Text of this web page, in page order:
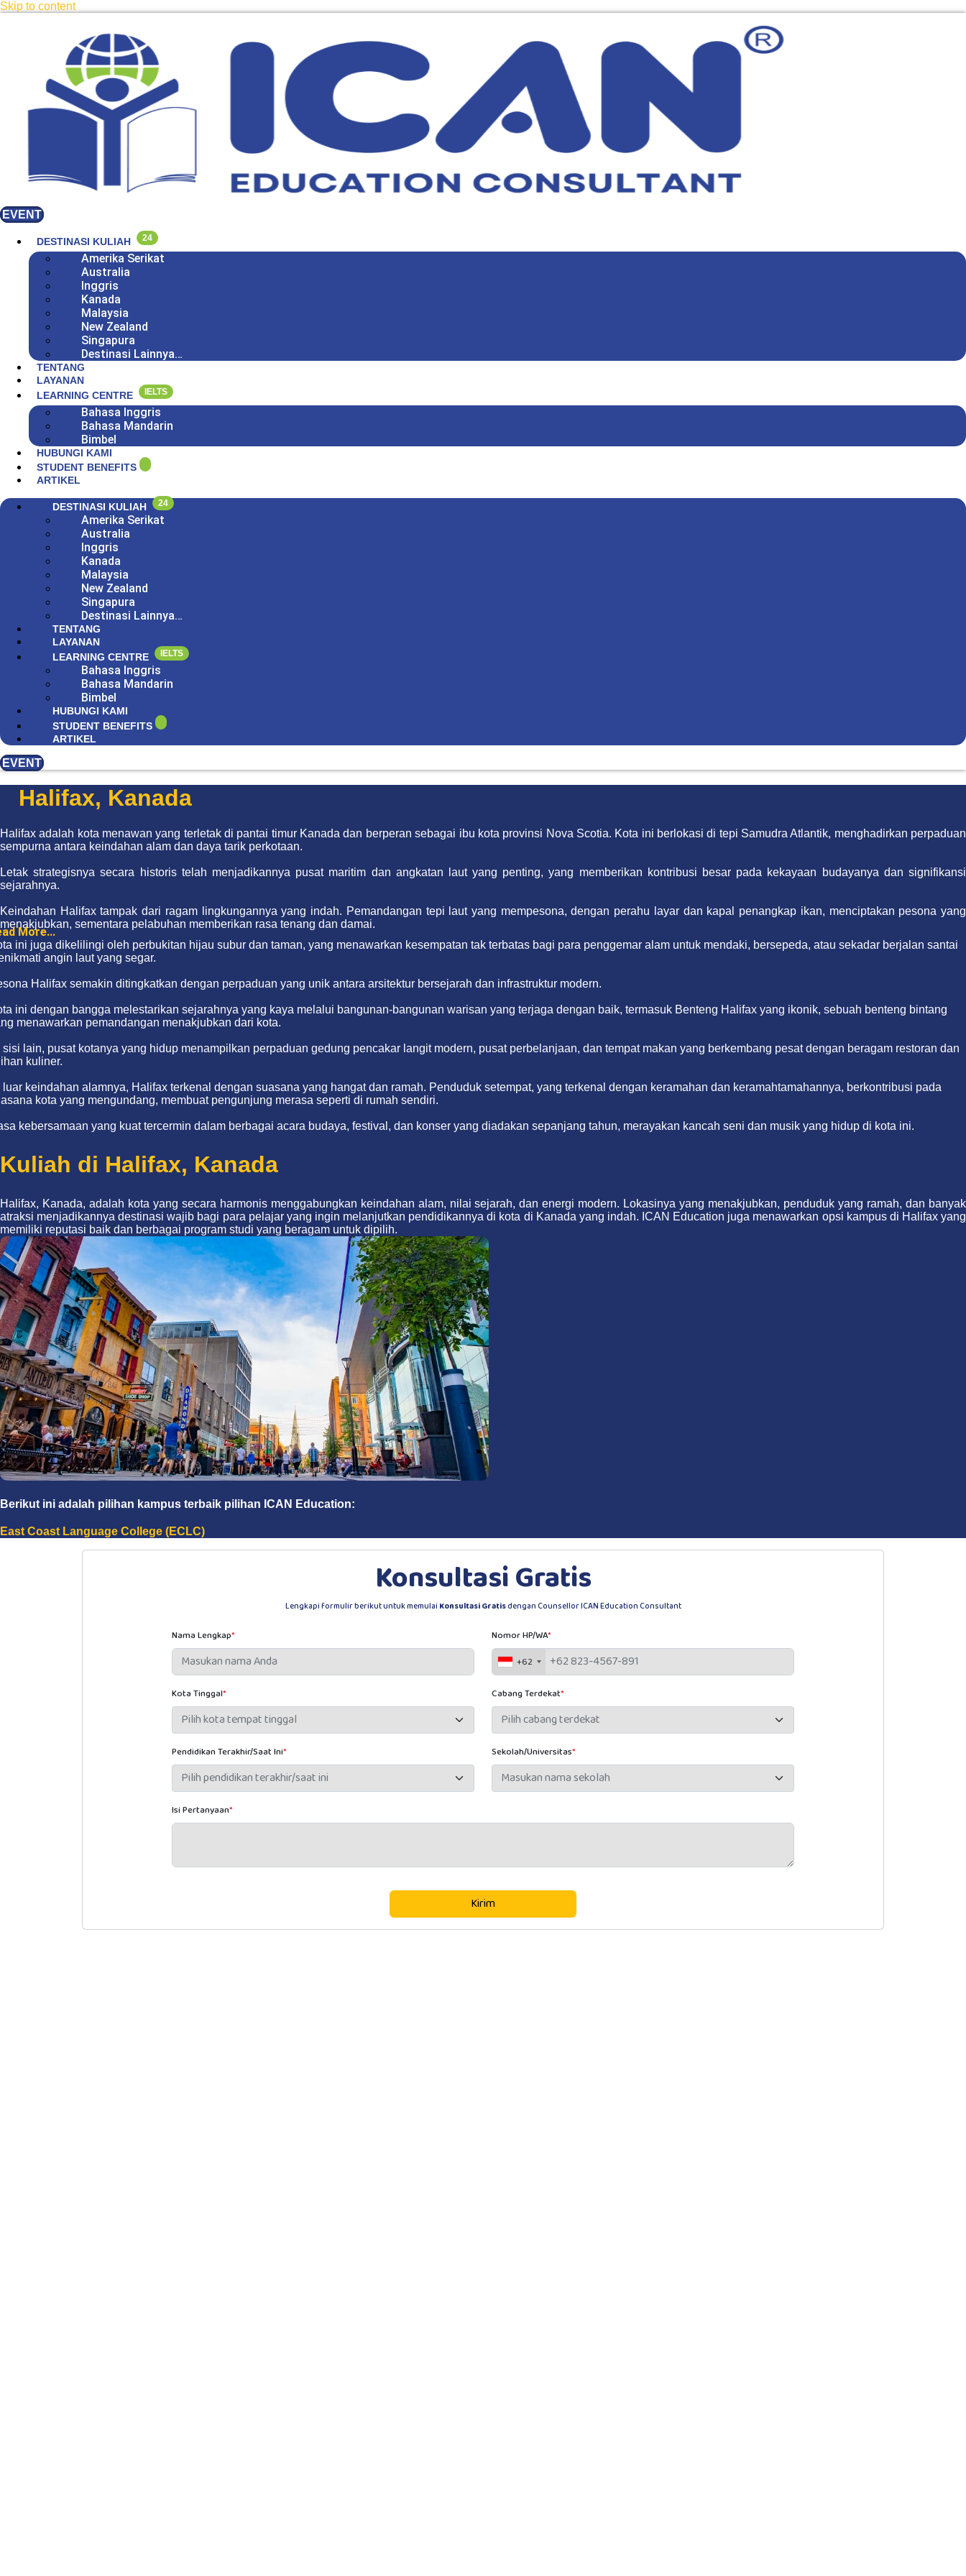
Skip to content
EVENT
DESTINASI KULIAH 24
Amerika Serikat
Australia
Inggris
Kanada
Malaysia
New Zealand
Singapura
Destinasi Lainnya…
TENTANG
LAYANAN
LEARNING CENTRE
IELTS
Bahasa Inggris
Bahasa Mandarin
Bimbel
HUBUNGI KAMI
STUDENT BENEFITS
ARTIKEL
DESTINASI KULIAH 24
Amerika Serikat
Australia
Inggris
Kanada
Malaysia
New Zealand
Singapura
Destinasi Lainnya…
TENTANG
LAYANAN
LEARNING CENTRE
IELTS
Bahasa Inggris
Bahasa Mandarin
Bimbel
HUBUNGI KAMI
STUDENT BENEFITS
ARTIKEL
EVENT
Halifax, Kanada
Halifax adalah kota menawan yang terletak di pantai timur Kanada dan berperan sebagai ibu kota provinsi Nova Scotia. Kota ini berlokasi di tepi Samudra Atlantik, menghadirkan perpaduan
sempurna antara keindahan alam dan daya tarik perkotaan.
Letak strategisnya secara historis telah menjadikannya pusat maritim dan angkatan laut yang penting, yang memberikan kontribusi besar pada kekayaan budayanya dan signifikansi
sejarahnya.
Keindahan Halifax tampak dari ragam lingkungannya yang indah. Pemandangan tepi laut yang mempesona, dengan perahu layar dan kapal penangkap ikan, menciptakan pesona yang
menakjubkan, sementara pelabuhan memberikan rasa tenang dan damai.
More...
ini juga dikelilingi oleh perbukitan hijau subur dan taman, yang menawarkan kesempatan tak terbatas bagi para penggemar alam untuk mendaki, bersepeda, atau sekadar berjalan santai
angin laut yang segar.
Halifax semakin ditingkatkan dengan perpaduan yang unik antara arsitektur bersejarah dan infrastruktur modern.
ini dengan bangga melestarikan sejarahnya yang kaya melalui bangunan-bangunan warisan yang terjaga dengan baik, termasuk Benteng Halifax yang ikonik, sebuah benteng bintang
menawarkan pemandangan menakjubkan dari kota.
sisi lain, pusat kotanya yang hidup menampilkan perpaduan gedung pencakar langit modern, pusat perbelanjaan, dan tempat makan yang berkembang pesat dengan beragam restoran dan
kuliner.
luar keindahan alamnya, Halifax terkenal dengan suasana yang hangat dan ramah. Penduduk setempat, yang terkenal dengan keramahan dan keramahtamahannya, berkontribusi pada
kota yang mengundang, membuat pengunjung merasa seperti di rumah sendiri.
kebersamaan yang kuat tercermin dalam berbagai acara budaya, festival, dan konser yang diadakan sepanjang tahun, merayakan kancah seni dan musik yang hidup di kota ini.
Kuliah di Halifax, Kanada
Halifax, Kanada, adalah kota yang secara harmonis menggabungkan keindahan alam, nilai sejarah, dan energi modern. Lokasinya yang menakjubkan, penduduk yang ramah, dan banyak
atraksi menjadikannya destinasi wajib bagi para pelajar yang ingin melanjutkan pendidikannya di kota di Kanada yang indah. ICAN Education juga menawarkan opsi kampus di Halifax yang
memiliki reputasi baik dan berbagai program studi yang beragam untuk dipilih.
Berikut ini adalah pilihan kampus terbaik pilihan ICAN Education:
East Coast Language College (ECLC)